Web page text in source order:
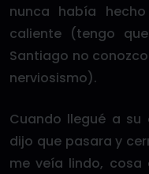
nunca había
caliente (tengo
Santiago no
nerviosismo).
Cuando llegué a
dijo que pasara y
me veía lindo,